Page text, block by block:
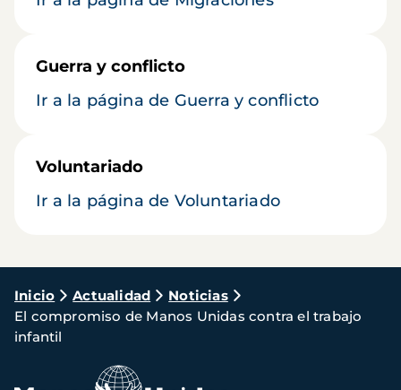
Guerra y conflicto
Ir a la página de Guerra y conflicto
Voluntariado
Ir a la página de Voluntariado
Ruta
de
navegación
Inicio Actualidad
Noticias
El compromiso de Manos Unidas contra el trabajo
infantil